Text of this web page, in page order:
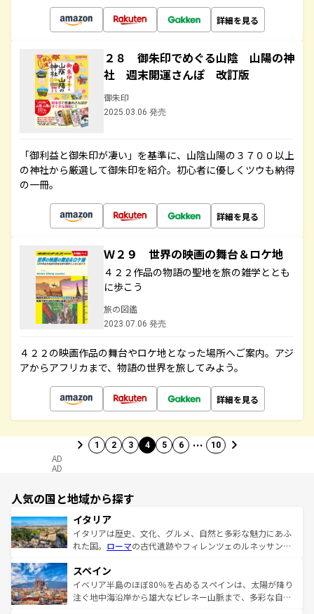
詳細を見る
２８ 御朱印でめぐる山陰 山陽の神
社 週末開運さんぽ 改訂版
御朱印
2025.03.06 発売
「御利益と御朱印が凄い」を基準に、山陰山陽の３７００以上
の神社から厳選して御朱印を紹介。初心者に優しくツウも納得
の一冊。
詳細を見る
Ｗ２９ 世界の映画の舞台＆ロケ地
４２２作品の物語の聖地を旅の雑学ととも
に歩こう
旅の図鑑
2023.07.06 発売
４２２の映画作品の舞台やロケ地となった場所へご案内。アジ
アからアフリカまで、物語の世界を旅してみよう。
詳細を見る
1 2 3 4 5 6 … 10
AD
AD
人気の国と地域から探す
イタリア
イタリアは歴史、文化、グルメ、自然と多彩な魅力にあふ
れた国。 ローマの古代遺跡やフィレンツェのルネッサンス
ろん、トスカーナの美しい田園風景やアマルフィ海岸の絶
景など、自然景観も見逃せない。観光の合間には、本場の
ピザやパスタなど、絶品のイタリア料理を堪能することも
スペイン
イベリア半島のほぼ80％を占めるスペインは、太陽が降り
注ぐ地中海沿岸から雄大なピレネー山脈まで、多彩な自然